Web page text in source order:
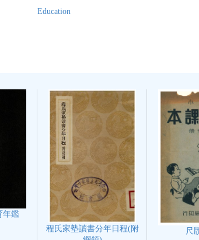
Education
年鑑
程氏家塾讀書分年日程(附
尺